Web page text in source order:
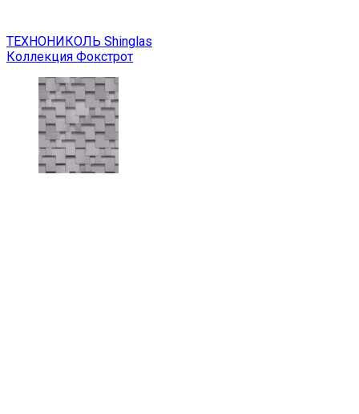
ТЕХНОНИКОЛЬ Shinglas
Коллекция Фокстрот